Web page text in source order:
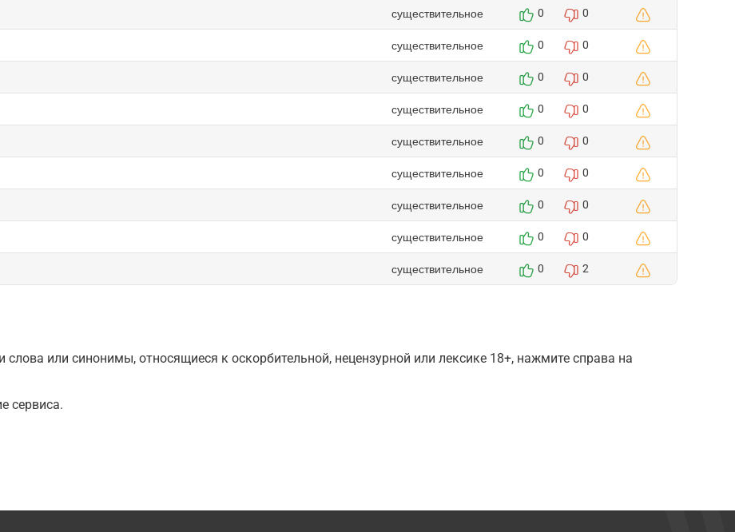
существительное 0 0
существительное 0 0
существительное 0 0
существительное 0 0
существительное 0 0
существительное 0 0
существительное 0 0
существительное 0 0
существительное 0 2
или синонимы, относящиеся к оскорбительной, нецензурной или лексике 18+, нажмите справа на
сервиса.